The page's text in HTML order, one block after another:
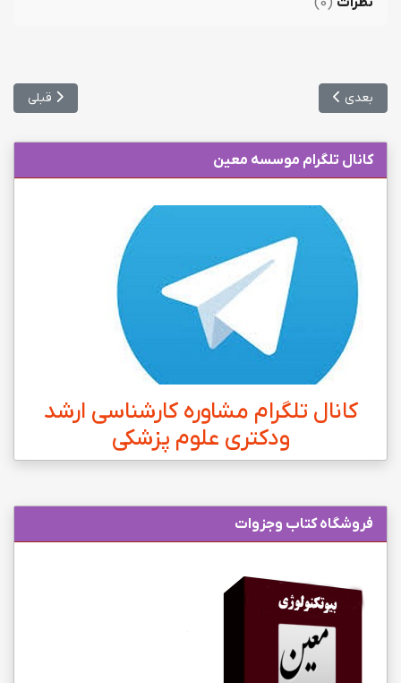
مطلب قبلی:
قبلی
مطلب بعدی: زمانبدی و محل برگزاری آزمون مصاحبه رشته های دکتری علوم
بعدی
کانال تلگرام موسسه معین
کانال تلگرام مشاوره کارشناسی ارشد
ودکتری علوم پزشکی
فروشگاه کتاب وجزوات